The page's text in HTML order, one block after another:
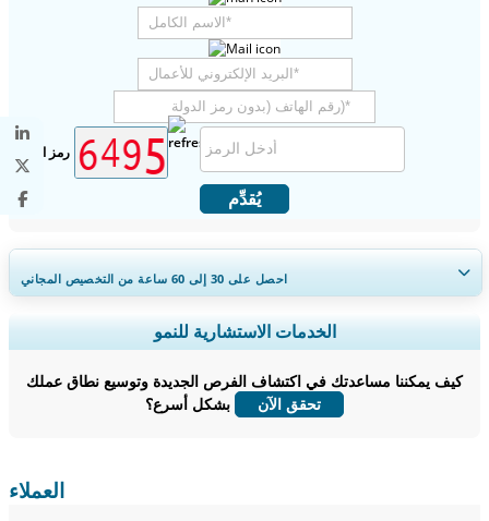
رمز الأمان
يُقدِّم
احصل على 30 إلى 60 ساعةمن التخصيص المجاني
توسيع التغطية الإقليمية والدولية، تحليل القطاعات، ملفات الشركات، المعيارية
التنافسية، ورؤى المستخدم النهائي.
خصص الآن
الخدمات الاستشارية للنمو
كيف يمكننا مساعدتك في اكتشاف الفرص الجديدة وتوسيع نطاق عملك
تحقق الآن
العملاء